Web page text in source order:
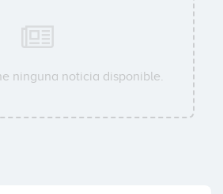
ninguna noticia disponible.